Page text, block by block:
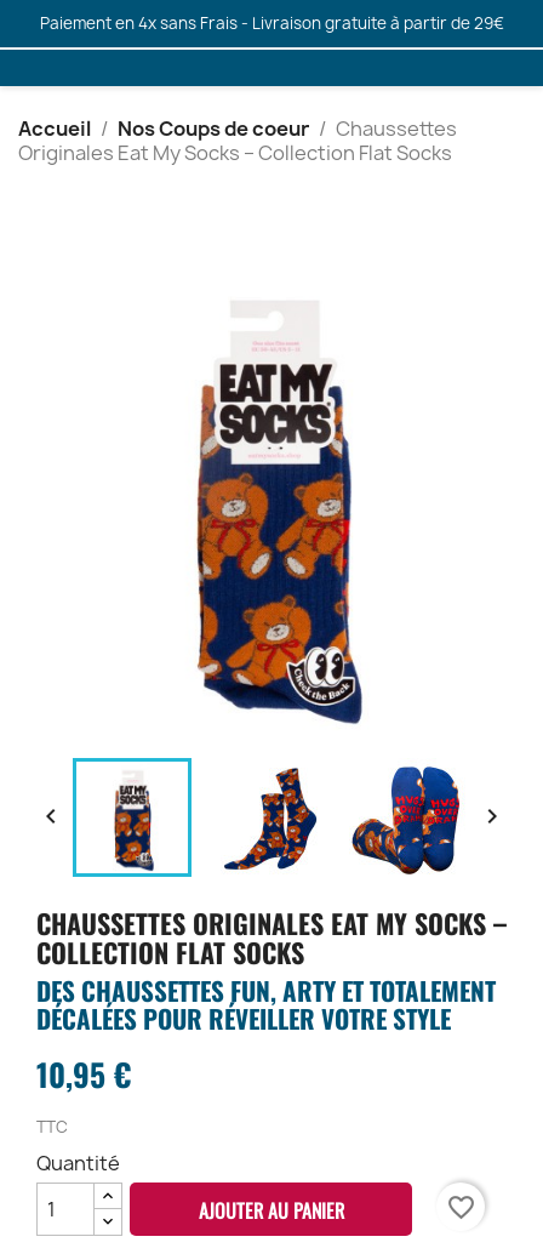
Paiement en 4x sans Frais - Livraison gratuite à partir de 29€
Accueil Nos Coups de coeur
Chaussettes
Originales Eat My Socks – Collection Flat Socks
 
CHAUSSETTES ORIGINALES EAT MY SOCKS –
COLLECTION FLAT SOCKS
DES CHAUSSETTES FUN, ARTY ET TOTALEMENT
DÉCALÉES POUR RÉVEILLER VOTRE STYLE
10,95 €
TTC
Quantité
AJOUTER AU PANIER favorite_border